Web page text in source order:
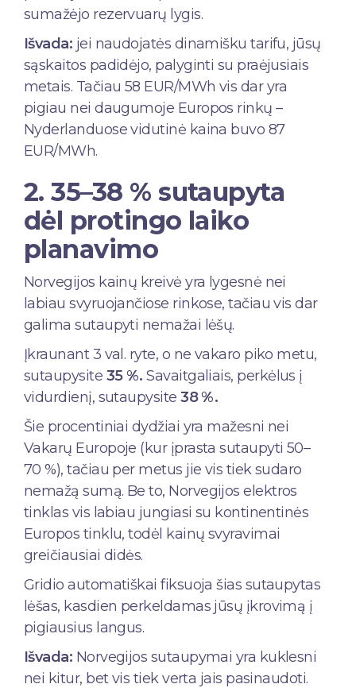
sumažėjo rezervuarų lygis.
Išvada: jei naudojatės dinamišku tarifu, jūsų
sąskaitos padidėjo, palyginti su praėjusiais
metais. Tačiau 58 EUR/MWh vis dar yra
pigiau nei daugumoje Europos rinkų –
Nyderlanduose vidutinė kaina buvo 87
EUR/MWh.
2. 35–38 % sutaupyta
dėl protingo laiko
planavimo
Norvegijos kainų kreivė yra lygesnė nei
labiau svyruojančiose rinkose, tačiau vis dar
galima sutaupyti nemažai lėšų.
Įkraunant 3 val. ryte, o ne vakaro piko metu,
sutaupysite 35 %. Savaitgaliais, perkėlus į
vidurdienį, sutaupysite38 %.
Šie procentiniai dydžiai yra mažesni nei
Vakarų Europoje (kur įprasta sutaupyti 50–
70 %), tačiau per metus jie vis tiek sudaro
nemažą sumą. Be to, Norvegijos elektros
tinklas vis labiau jungiasi su kontinentinės
Europos tinklu, todėl kainų svyravimai
greičiausiai didės.
Gridio automatiškai fiksuoja šias sutaupytas
lėšas, kasdien perkeldamas jūsų įkrovimą į
pigiausius langus.
Išvada: Norvegijos sutaupymai yra kuklesni
nei kitur, bet vis tiek verta jais pasinaudoti.